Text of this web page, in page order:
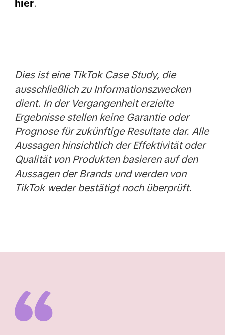
hier.
Dies ist eine TikTok Case Study, die
ausschließlich zu Informationszwecken
dient. In der Vergangenheit erzielte
Ergebnisse stellen keine Garantie oder
Prognose für zukünftige Resultate dar. Alle
Aussagen hinsichtlich der Effektivität oder
Qualität von Produkten basieren auf den
Aussagen der Brands und werden von
TikTok weder bestätigt noch überprüft.